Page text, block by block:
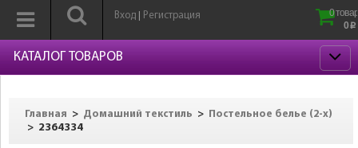
Вход Регистрация
0
0 p
КАТАЛОГ ТОВАРОВ
Главная > Домашний текстиль > Постельное белье (2-х)
> 2364334